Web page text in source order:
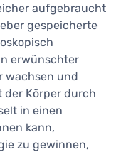
aufgebraucht
gespeicherte
erwünschter
wachsen und
der Körper durch
in einen
kann,
zu gewinnen,